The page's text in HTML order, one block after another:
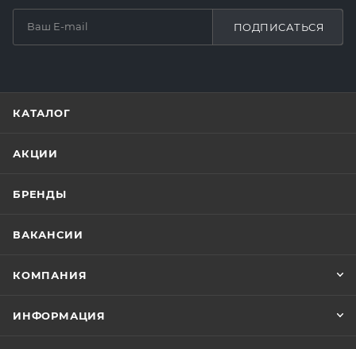
ПОДПИСАТЬСЯ
КАТАЛОГ
АКЦИИ
БРЕНДЫ
ВАКАНСИИ
КОМПАНИЯ
ИНФОРМАЦИЯ